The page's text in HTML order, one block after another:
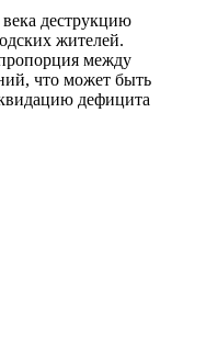
деструкцию
жителей.
между
что может быть
дефицита